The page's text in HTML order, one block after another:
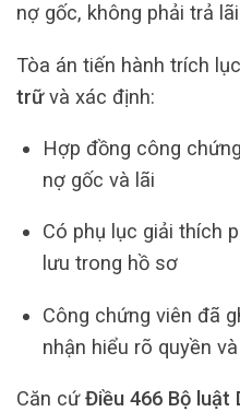
nợ gốc, không phải trả
Tòa án tiến hành trích lục
trữvà xác định:
Hợp đồng công
nợ gốc và lãi
Có phụ lục giải thích
lưu trong hồ sơ
Công chứng viên đã
nhận hiểu rõ quyền
Căn cứĐiều 466 Bộ luật